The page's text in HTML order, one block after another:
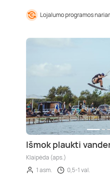
Lojalumo programos
Išmok plaukti
Klaipėda (aps.)
1 asm.
0,5-1 val.